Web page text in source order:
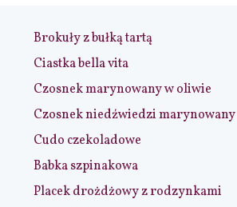
Brokuły z bułką tartą
Ciastka bella vita
Czosnek marynowany w oliwie
Czosnek niedźwiedzi marynowany
Cudo czekoladowe
Babka szpinakowa
Placek drożdżowy z rodzynkami